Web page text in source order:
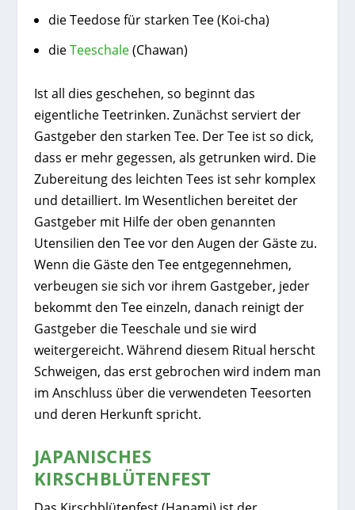
die Teedose für starken Tee (Koi-cha)
dieTeeschale(Chawan)
Ist all dies geschehen, so beginnt das
eigentliche Teetrinken. Zunächst serviert der
Gastgeber den starken Tee. Der Tee ist so dick,
dass er mehr gegessen, als getrunken wird. Die
Zubereitung des leichten Tees ist sehr komplex
und detailliert. Im Wesentlichen bereitet der
Gastgeber mit Hilfe der oben genannten
Utensilien den Tee vor den Augen der Gäste zu.
Wenn die Gäste den Tee entgegennehmen,
verbeugen sie sich vor ihrem Gastgeber, jeder
bekommt den Tee einzeln, danach reinigt der
Gastgeber die Teeschale und sie wird
weitergereicht. Während diesem Ritual herscht
Schweigen, das erst gebrochen wird indem man
im Anschluss über die verwendeten Teesorten
und deren Herkunft spricht.
JAPANISCHES
KIRSCHBLÜTENFEST